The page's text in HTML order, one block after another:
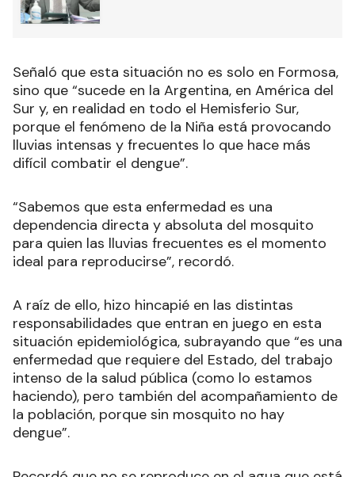
Señaló que esta situación no es solo en Formosa,
sino que “sucede en la Argentina, en América del
Sur y, en realidad en todo el Hemisferio Sur,
porque el fenómeno de la Niña está provocando
lluvias intensas y frecuentes lo que hace más
difícil combatir el dengue”.
“Sabemos que esta enfermedad es una
dependencia directa y absoluta del mosquito
para quien las lluvias frecuentes es el momento
ideal para reproducirse”, recordó.
A raíz de ello, hizo hincapié en las distintas
responsabilidades que entran en juego en esta
situación epidemiológica, subrayando que “es una
enfermedad que requiere del Estado, del trabajo
intenso de la salud pública (como lo estamos
haciendo), pero también del acompañamiento de
la población, porque sin mosquito no hay
dengue”.